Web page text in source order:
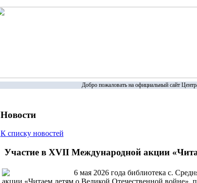
Добро пожаловать на официальный сайт
Новости
К списку новостей
Участие в XVII Международной акции
6 мая 2026 года библиотека с.
акции «Читаем детям о Великой Отечественной